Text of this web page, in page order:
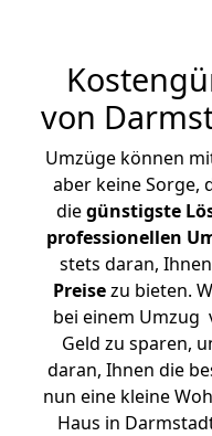
von
Umzüge können
aber keine Sorge,
diegünstigste
professionellen
stets daran, Ihnen
Preisezu bieten.
bei einem Umzug
Geld zu sparen,
daran, Ihnen die
nun eine kleine
Haus in